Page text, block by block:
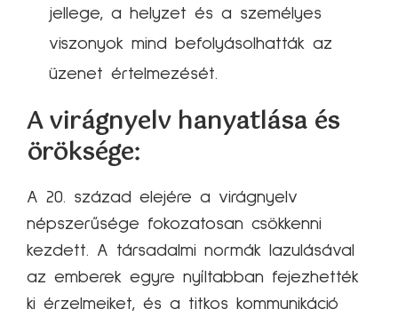
jellege, a helyzet és a személyes
viszonyok mind befolyásolhatták az
üzenet értelmezését.
A virágnyelv hanyatlása és
öröksége:
A 20. század elejére a virágnyelv
népszerűsége fokozatosan csökkenni
kezdett. A társadalmi normák lazulásával
az emberek egyre nyíltabban fejezhették
ki érzelmeiket, és a titkos kommunikáció